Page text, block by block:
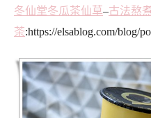
冬仙堂冬瓜茶仙草–古法熬
茶:https://elsablog.com/blog/